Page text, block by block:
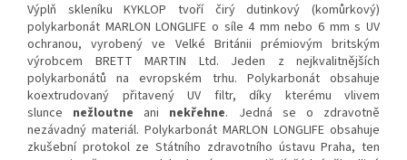
Výplň skleníku KYKLOP tvoří čirý dutinkový (komůrkový)
polykarbonát MARLON LONGLIFE o síle 4 mm nebo 6 mm s UV
ochranou, vyrobený ve Velké Británii prémiovým britským
výrobcem BRETT MARTIN Ltd. Jeden z nejkvalitnějších
polykarbonátů na evropském trhu. Polykarbonát obsahuje
koextrudovaný přitavený UV filtr, díky kterému vlivem
slunce nežloutne ani nekřehne. Jedná se o zdravotně
nezávadný materiál. Polykarbonát MARLON LONGLIFE obsahuje
zkušební protokol ze Státního zdravotního ústavu Praha, ten